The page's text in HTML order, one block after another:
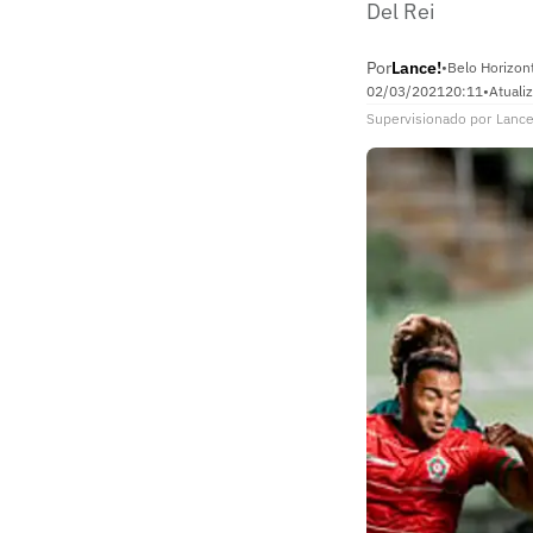
Del Rei
PorLance!•Belo
02/03/202120:11•
Supervisionado por